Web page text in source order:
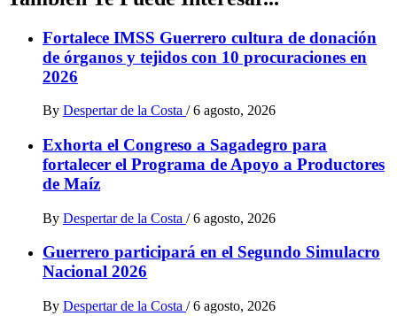
Fortalece IMSS Guerrero cultura de donación
de órganos y tejidos con 10 procuraciones en
2026
By Despertar de la Costa / 6 agosto, 2026
Exhorta el Congreso a Sagadegro para
fortalecer el Programa de Apoyo a Productores
de Maíz
By Despertar de la Costa / 6 agosto, 2026
Guerrero participará en el Segundo Simulacro
Nacional 2026
By Despertar de la Costa / 6 agosto, 2026